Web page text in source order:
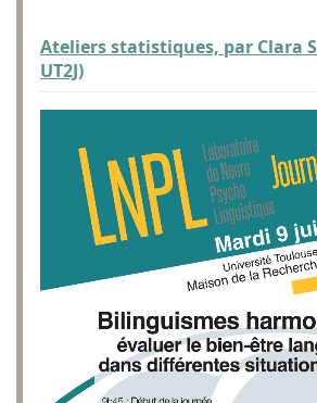
Ateliers statistiques, par Clara
UT2J)